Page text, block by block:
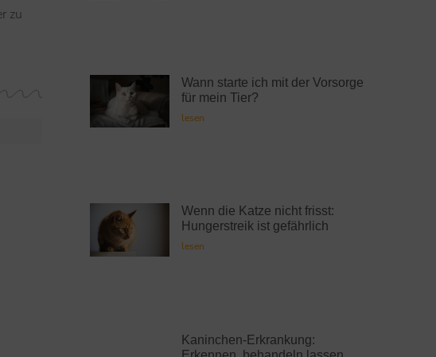
zu
Wann starte ich mit der Vorsorge
für mein Tier?
lesen
Wenn die Katze nicht frisst:
Hungerstreik ist gefährlich
lesen
Kaninchen-Erkrankung: